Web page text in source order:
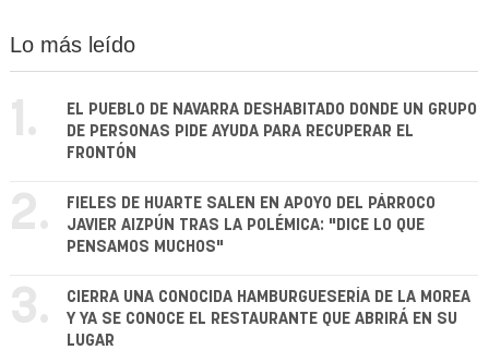
Lo más leído
1.
EL PUEBLO DE NAVARRA DESHABITADO DONDE UN GRUPO
DE PERSONAS PIDE AYUDA PARA RECUPERAR EL
FRONTÓN
2.
FIELES DE HUARTE SALEN EN APOYO DEL PÁRROCO
JAVIER AIZPÚN TRAS LA POLÉMICA: "DICE LO QUE
PENSAMOS MUCHOS"
3.
CIERRA UNA CONOCIDA HAMBURGUESERÍA DE LA MOREA
Y YA SE CONOCE EL RESTAURANTE QUE ABRIRÁ EN SU
LUGAR